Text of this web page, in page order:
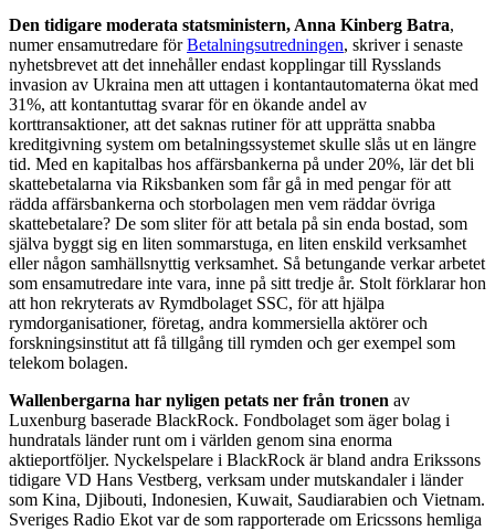
Den tidigare moderata statsministern, Anna Kinberg Batra,
numer ensamutredare förBetalningsutredningen, skriver i senaste
nyhetsbrevet att det innehåller endast kopplingar till Rysslands
invasion av Ukraina men att uttagen i kontantautomaterna ökat med
31%, att kontantuttag svarar för en ökande andel av
korttransaktioner, att det saknas rutiner för att upprätta snabba
kreditgivning system om betalningssystemet skulle slås ut en längre
tid. Med en kapitalbas hos affärsbankerna på under 20%, lär det bli
skattebetalarna via Riksbanken som får gå in med pengar för att
rädda affärsbankerna och storbolagen men vem räddar övriga
skattebetalare? De som sliter för att betala på sin enda bostad, som
själva byggt sig en liten sommarstuga, en liten enskild verksamhet
eller någon samhällsnyttig verksamhet. Så betungande verkar arbetet
som ensamutredare inte vara, inne på sitt tredje år. Stolt förklarar hon
att hon rekryterats av Rymdbolaget SSC, för att hjälpa
rymdorganisationer, företag, andra kommersiella aktörer och
forskningsinstitut att få tillgång till rymden och ger exempel som
telekom bolagen.
Wallenbergarna har nyligen petats ner från tronen av
Luxenburg baserade BlackRock. Fondbolaget som äger bolag i
hundratals länder runt om i världen genom sina enorma
aktieportföljer. Nyckelspelare i BlackRock är bland andra Erikssons
tidigare VD Hans Vestberg, verksam under mutskandaler i länder
som Kina, Djibouti, Indonesien, Kuwait, Saudiarabien och Vietnam.
Sveriges Radio Ekot var de som rapporterade om Ericssons hemliga